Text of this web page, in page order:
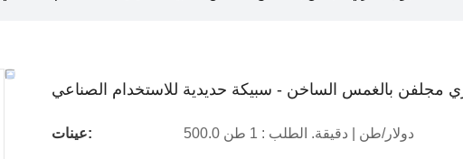
مجلفن بالغمس الساخن - سبيكة حديدية للاستخدام الصناعي
عينات: 500.0 دولار/طن | دقيقة. الطلب : 1 طن